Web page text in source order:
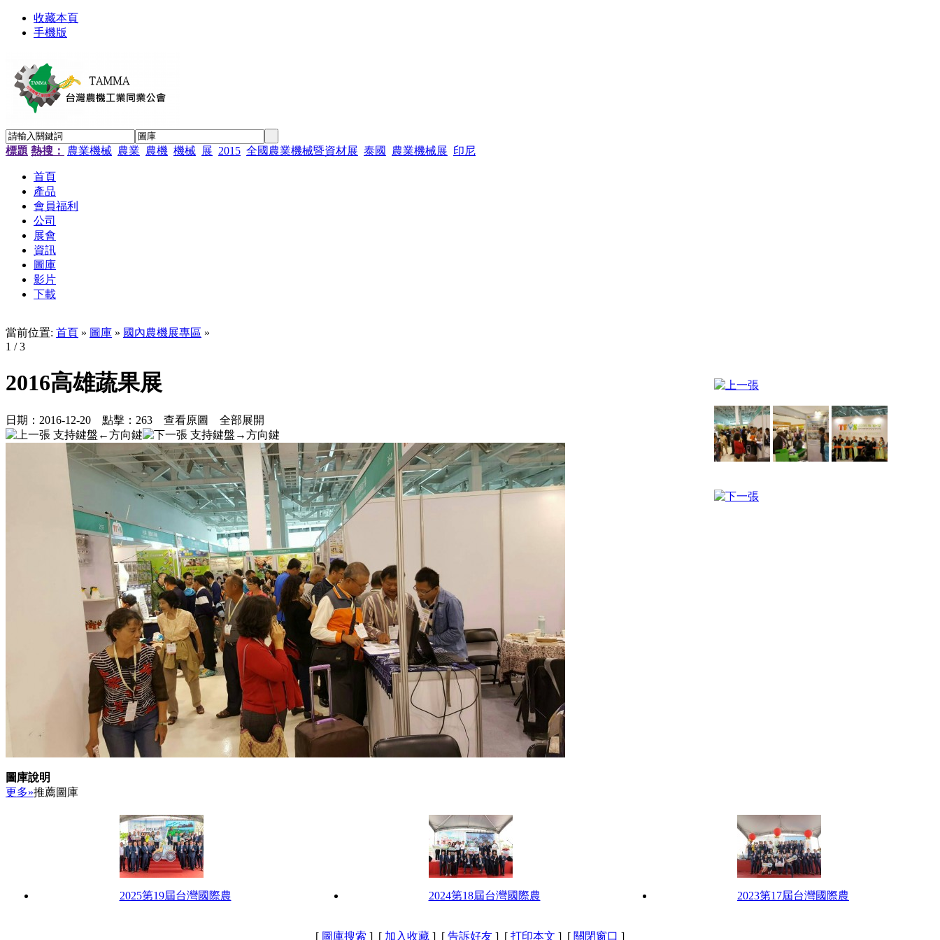
收藏本頁
手機版
標題 熱搜： 農業機械 農業 農機 機械 展 2015 全國農業機械暨資材展 泰國 農業機械展 印尼
首頁
產品
會員福利
公司
展會
資訊
圖庫
影片
下載
當前位置: 首頁 » 圖庫 » 國內農機展專區 »
1 / 3
2016高雄蔬果展
日期： 2016-12-20 點擊： 263 查看原圖 全部展開
圖庫說明
更多»推薦圖庫
2025第19屆台灣國際農 2024第18屆台灣國際農 2023第17屆台灣國際農
[ 圖庫搜索 ] [ 加入收藏 ] [ 告訴好友 ] [ 打印本文 ] [ 關閉窗口 ]